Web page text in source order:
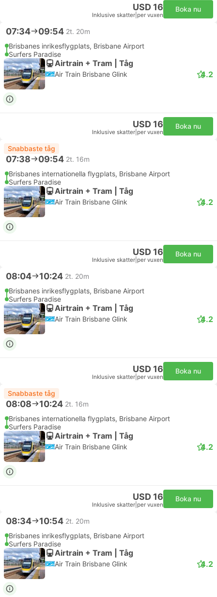
USD 16
Inklusive skatter per vuxen
Boka nu
07:34 09:54 2t. 20m
Brisbanes inrikesflygplats, Brisbane Airport
Surfers Paradise
Airtrain + Tram | Tåg
Air Train Brisbane Glink 4.2
USD 16
Inklusive skatter per vuxen
Boka nu
Snabbaste tåg
07:38 09:54 2t. 16m
Brisbanes internationella flygplats, Brisbane Airport
Surfers Paradise
Airtrain + Tram | Tåg
Air Train Brisbane Glink 4.2
USD 16
Inklusive skatter per vuxen
Boka nu
08:04 10:24 2t. 20m
Brisbanes inrikesflygplats, Brisbane Airport
Surfers Paradise
Airtrain + Tram | Tåg
Air Train Brisbane Glink 4.2
USD 16
Inklusive skatter per vuxen
Boka nu
Snabbaste tåg
08:08 10:24 2t. 16m
Brisbanes internationella flygplats, Brisbane Airport
Surfers Paradise
Airtrain + Tram | Tåg
Air Train Brisbane Glink 4.2
USD 16
Inklusive skatter per vuxen
Boka nu
08:34 10:54 2t. 20m
Brisbanes inrikesflygplats, Brisbane Airport
Surfers Paradise
Airtrain + Tram | Tåg
Air Train Brisbane Glink 4.2